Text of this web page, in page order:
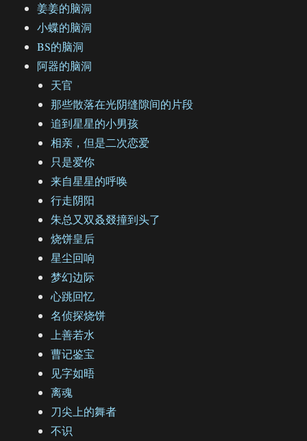
姜姜的脑洞
小蝶的脑洞
BS的脑洞
阿器的脑洞
天官
那些散落在光阴缝隙间的片段
追到星星的小男孩
相亲，但是二次恋爱
只是爱你
来自星星的呼唤
行走阴阳
朱总又双叒叕撞到头了
烧饼皇后
星尘回响
梦幻边际
心跳回忆
名侦探烧饼
上善若水
曹记鉴宝
见字如晤
离魂
刀尖上的舞者
不识